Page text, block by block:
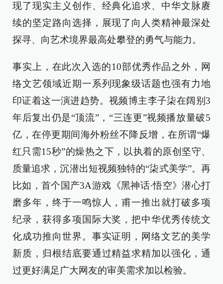
现了现实主义创作、经典化追求、中华文脉赓
续的坚定路向选择，展现了向人类精神最深处
探寻、向艺术境界最高处攀登的勇气与能力。
事实上，在此次入选的10部优秀作品之外，网
络文艺领域近期一系列现象级话题也强有力地
印证着这一演进趋势。视频博主李子柒在阔别3
年后复出仍是“顶流”，“三连更”视频播放量破5
亿，在停更期间海外粉丝不降反增，在所谓“爆
红只需15秒”的燥热之下，以执着的原创坚守、
质量追求，沉潜出短视频独特的“柒式美学”。再
比如，首个国产3A游戏《黑神话·悟空》潜心打
磨多年，终于一鸣惊人，甫一推出就打破多项
纪录，获得多项国际大奖，把中华优秀传统文
化成功推向世界。事实证明，网络文艺的美学
新质，归根结底要通过精益求精加以强化，通
过更好满足广大网友的审美需求加以检验。